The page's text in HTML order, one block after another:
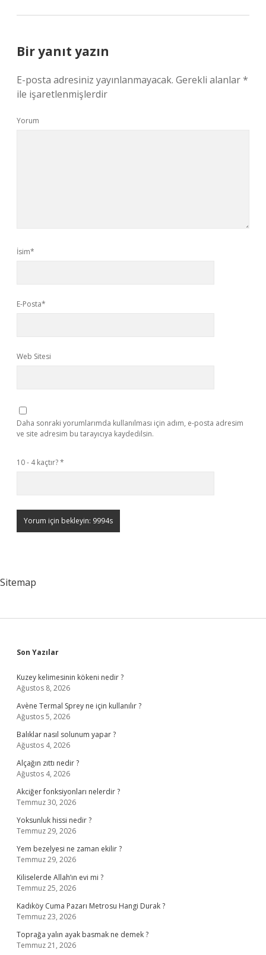
Bir yanıt yazın
E-posta adresiniz yayınlanmayacak. Gerekli alanlar*
ile işaretlenmişlerdir
Yorum
İsim*
E-Posta*
Web Sitesi
Daha sonraki yorumlarımda kullanılması için adım, e-posta adresim
ve site adresim bu tarayıcıya kaydedilsin.
10 - 4 kaçtır?*
Sitemap
Sidebar
Son Yazılar
Kuzey kelimesinin kökeni nedir ?
Ağustos 8, 2026
Avène Termal Sprey ne için kullanılır ?
Ağustos 5, 2026
Balıklar nasıl solunum yapar ?
Ağustos 4, 2026
Alçağın zıttı nedir ?
Ağustos 4, 2026
Akciğer fonksiyonları nelerdir ?
Temmuz 30, 2026
Yoksunluk hissi nedir ?
Temmuz 29, 2026
Yem bezelyesi ne zaman ekilir ?
Temmuz 29, 2026
Kiliselerde Allah’ın evi mi ?
Temmuz 25, 2026
Kadıköy Cuma Pazarı Metrosu Hangi Durak ?
Temmuz 23, 2026
Toprağa yalın ayak basmak ne demek ?
Temmuz 21, 2026